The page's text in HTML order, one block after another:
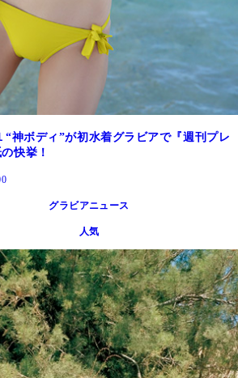
“神ボディ”が初水着グラビアで『週刊プレ
快挙！
グラビアニュース
人気